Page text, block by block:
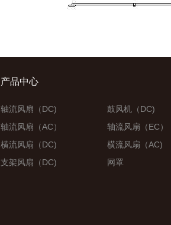
产品中心
轴流风扇（DC)
鼓风机（DC)
轴流风扇（AC）
轴流风扇（EC）
横流风扇（DC)
横流风扇（AC)
支架风扇（DC)
网罩